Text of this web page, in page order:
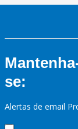
se:
Alertas de email